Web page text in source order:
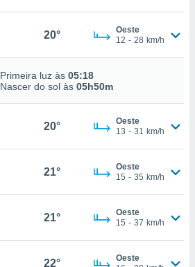
20°
Oeste
12 - 28 km/h
Primeira luz às 05:18
Nascer do sol às 05h50m
20°
Oeste
13 - 31 km/h
21°
Oeste
15 - 35 km/h
21°
Oeste
15 - 37 km/h
22°
Oeste